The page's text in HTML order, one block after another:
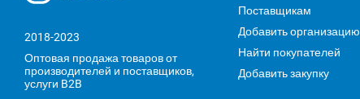
2018-2023
Оптовая продажа товаров от
производителей и поставщиков,
услуги B2B
Поставщикам
Добавить организацию
Найти покупателей
Добавить закупку